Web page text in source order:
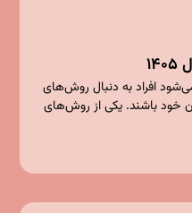
افراد به دنبال روش‌های
خود باشند. یکی از روش‌های